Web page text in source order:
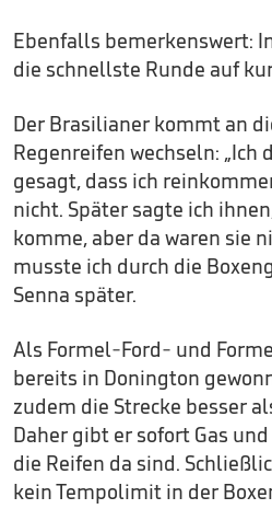
Ebenfalls bemerkenswert:
die schnellste Runde auf
Der Brasilianer kommt an
Regenreifen wechseln: „Ich
gesagt, dass ich
nicht. Später sagte ich
komme, aber da waren sie
musste ich durch die
Senna später.
Als Formel-Ford- und
bereits in Donington
zudem die Strecke besser
Daher gibt er sofort Gas
die Reifen da sind.
kein Tempolimit in der